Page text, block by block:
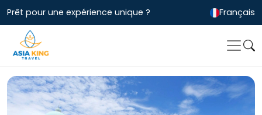
Prêt pour une expérience unique ? Français